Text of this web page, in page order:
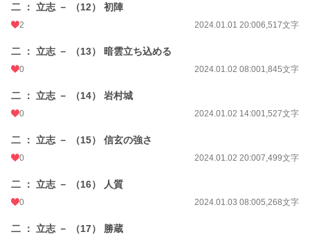
二 ： 立志 － （12） 初陣
2 2024.01.01 20:006,517文字
二 ： 立志 － （13） 暗雲立ち込める
0 2024.01.02 08:001,845文字
二 ： 立志 － （14） 岩村城
0 2024.01.02 14:001,527文字
二 ： 立志 － （15） 信玄の強さ
0 2024.01.02 20:007,499文字
二 ： 立志 － （16） 人質
0 2024.01.03 08:005,268文字
二 ： 立志 － （17） 勝蔵